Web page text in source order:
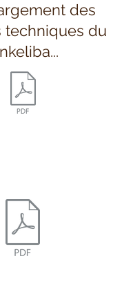
des
techniques du